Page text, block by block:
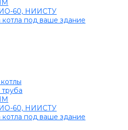
60, НИИСТУ
под ваше здание
60, НИИСТУ
под ваше здание